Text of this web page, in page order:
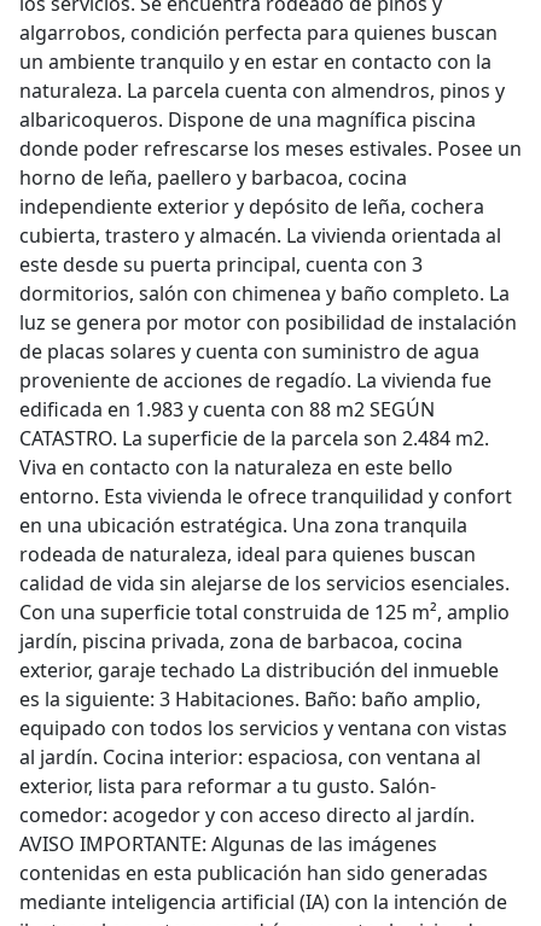
algarrobos, condición perfecta para quienes buscan
un ambiente tranquilo y en estar en contacto con la
naturaleza. La parcela cuenta con almendros, pinos y
albaricoqueros. Dispone de una magnífica piscina
donde poder refrescarse los meses estivales. Posee un
horno de leña, paellero y barbacoa, cocina
independiente exterior y depósito de leña, cochera
cubierta, trastero y almacén. La vivienda orientada al
este desde su puerta principal, cuenta con 3
dormitorios, salón con chimenea y baño completo. La
luz se genera por motor con posibilidad de instalación
de placas solares y cuenta con suministro de agua
proveniente de acciones de regadío. La vivienda fue
edificada en 1.983 y cuenta con 88 m2 SEGÚN
CATASTRO. La superficie de la parcela son 2.484 m2.
Viva en contacto con la naturaleza en este bello
entorno. Esta vivienda le ofrece tranquilidad y confort
en una ubicación estratégica. Una zona tranquila
rodeada de naturaleza, ideal para quienes buscan
calidad de vida sin alejarse de los servicios esenciales.
Con una superficie total construida de 125 m², amplio
jardín, piscina privada, zona de barbacoa, cocina
exterior, garaje techado La distribución del inmueble
es la siguiente: 3 Habitaciones. Baño: baño amplio,
equipado con todos los servicios y ventana con vistas
al jardín. Cocina interior: espaciosa, con ventana al
exterior, lista para reformar a tu gusto. Salón-
comedor: acogedor y con acceso directo al jardín.
AVISO IMPORTANTE: Algunas de las imágenes
contenidas en esta publicación han sido generadas
mediante inteligencia artificial (IA) con la intención de